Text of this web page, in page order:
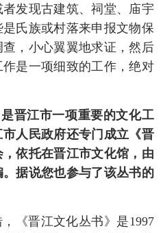
发现古建筑、祠堂、庙宇
氏族或村落来申报文物保
，小心翼翼地求证，然后
是一项细致的工作，绝对
晋江市一项重要的文化工
人民政府还专门成立《晋
依托在晋江市文化馆，由
据说您也参与了该丛书的
《晋江文化丛书》是1997